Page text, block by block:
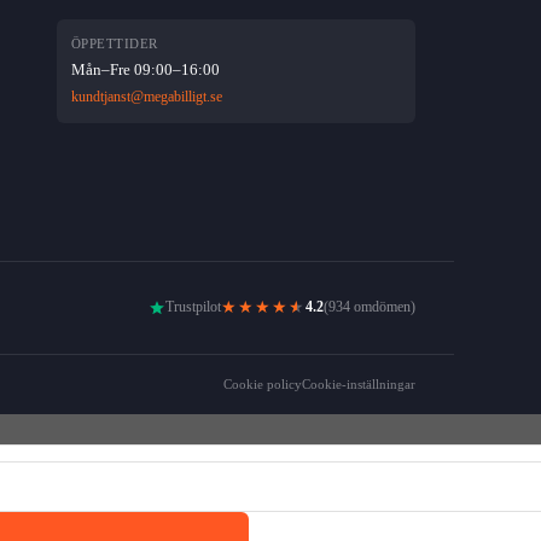
ÖPPETTIDER
Mån–Fre 09:00–16:00
kundtjanst@megabilligt.se
Trustpilot★★★★ ★ 4.2(934 omdömen)
Cookie policyCookie-inställningar